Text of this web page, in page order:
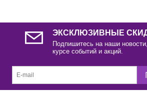
ЭКСКЛЮЗИВНЫЕ
Подпишитесь на наши
курсе событий и акций.